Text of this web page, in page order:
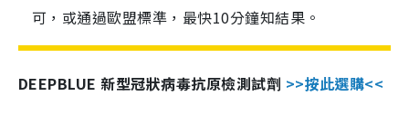
可，或通過歐盟標準，最快10分鐘知結果。
DEEPBLUE 新型冠狀病毒抗原檢測試劑 >>按此選購<<